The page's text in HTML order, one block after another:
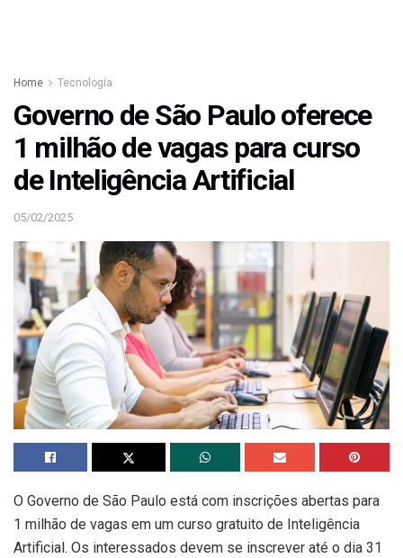
Home Tecnologia
Governo de São Paulo oferece
1 milhão de vagas para curso
de Inteligência Artificial
05/02/2025
O Governo de São Paulo está com inscrições abertas para
1 milhão de vagas em um curso gratuito de Inteligência
Artificial. Os interessados devem se inscrever até o dia 31